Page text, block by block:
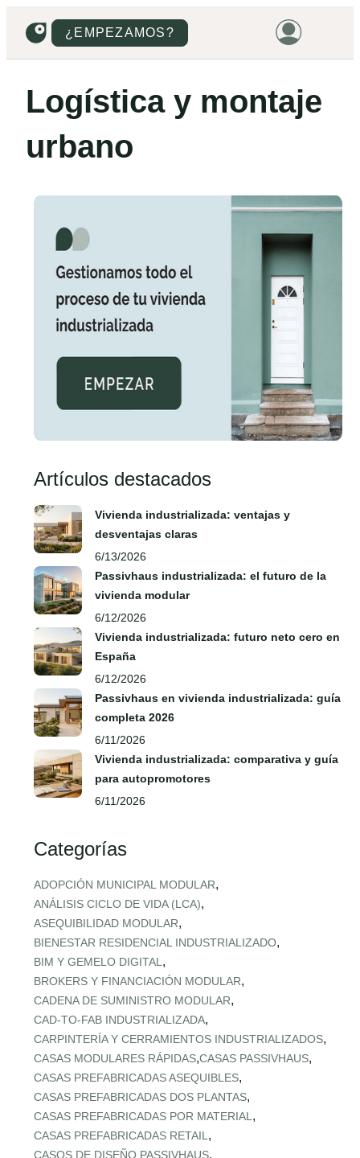
¿EMPEZAMOS?
VIVIENDAS
PROYECTOS
PRECIOS
Logística y montaje
urbano
Artículos destacados
Vivienda industrializada: ventajas y
desventajas claras
6/13/2026
Passivhaus industrializada: el futuro de la
vivienda modular
6/12/2026
Vivienda industrializada: futuro neto cero en
España
6/12/2026
Passivhaus en vivienda industrializada: guía
completa 2026
6/11/2026
Vivienda industrializada: comparativa y guía
para autopromotores
6/11/2026
Categorías
ADOPCIÓN MUNICIPAL MODULAR,
ANÁLISIS CICLO DE VIDA (LCA),
ASEQUIBILIDAD MODULAR,
BIENESTAR RESIDENCIAL INDUSTRIALIZADO,
BIM Y GEMELO DIGITAL ,
BROKERS Y FINANCIACIÓN MODULAR,
CADENA DE SUMINISTRO MODULAR,
CAD‑TO‑FAB INDUSTRIALIZADA,
CARPINTERÍA Y CERRAMIENTOS INDUSTRIALIZADOS,
CASAS MODULARES RÁPIDAS,CASAS PASSIVHAUS,
CASAS PREFABRICADAS ASEQUIBLES,
CASAS PREFABRICADAS DOS PLANTAS,
CASAS PREFABRICADAS POR MATERIAL ,
CASAS PREFABRICADAS RETAIL ,
CASOS DE DISEÑO PASSIVHAUS,